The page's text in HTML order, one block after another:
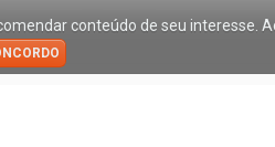
conteúdo de seu interesse.